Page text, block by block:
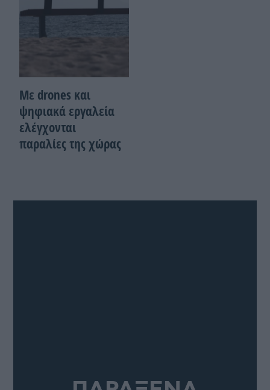
Με drones και
ψηφιακά εργαλεία
ελέγχονται
παραλίες της χώρας